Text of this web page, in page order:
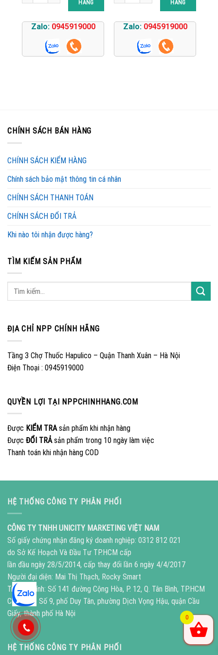
HÀNG
Zalo: 0945919000
HÀNG
Zalo: 0945919000
CHÍNH SÁCH BÁN HÀNG
CHÍNH SÁCH KIỂM HÀNG
Chính sách bảo mật thông tin cá nhân
CHÍNH SÁCH THANH TOÁN
CHÍNH SÁCH ĐỔI TRẢ
Khi nào tôi nhận được hàng?
TÌM KIẾM SẢN PHẨM
ĐỊA CHỈ NPP CHÍNH HÃNG
Tầng 3 Chợ Thuốc Hapulico – Quận Thanh Xuân – Hà Nội
Điện Thoại : 0945919000
QUYỀN LỢI TẠI NPPCHINHHANG.COM
Được KIỂM TRAsản phẩm khi nhận hàng
Được ĐỔI TRẢsản phẩm trong 10 ngày làm việc
Thanh toán khi nhận hàng COD
HỆ THỐNG CÔNG TY PHÂN PHỐI
CÔNG TY TNHH UNICITY MARKETING VIỆT NAM
Số giấy chứng nhận đăng ký doanh nghiệp: 0312 812 021
do Sở Kế Hoạch Và Đầu Tư TP.HCM cấp
lần đầu ngày 28/5/2014, cấp thay đổi lần 6 ngày 4/4/2017
Người đại diện: Mai Thị Thạch, Rocky Smart
Trụ sở chính: Số 141 đường Cộng Hòa, P. 12, Q. Tân Bình, TP.HCM
Chi nhánh: Số 9, phố Duy Tân, phường Dịch Vọng Hậu, quận Cầu
Giấy, thành phố Hà Nội
HỆ THỐNG CÔNG TY PHÂN PHỐI
0